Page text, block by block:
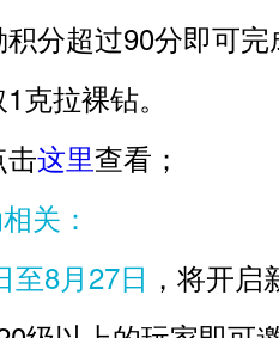
分超过90分即可
克拉裸钻。
这里查看；
关：
至8月27日 ，将开